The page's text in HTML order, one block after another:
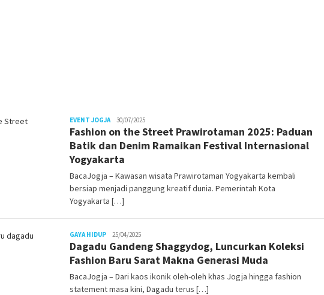
EVENT JOGJAJuno30/07/2025
Fashion on the Street Prawirotaman 2025: Paduan
Batik dan Denim Ramaikan Festival Internasional
Yogyakarta
BacaJogja – Kawasan wisata Prawirotaman Yogyakarta kembali
bersiap menjadi panggung kreatif dunia. Pemerintah Kota
Yogyakarta […]
GAYA HIDUPJuno25/04/2025
Dagadu Gandeng Shaggydog, Luncurkan Koleksi
Fashion Baru Sarat Makna Generasi Muda
BacaJogja – Dari kaos ikonik oleh-oleh khas Jogja hingga fashion
statement masa kini, Dagadu terus […]